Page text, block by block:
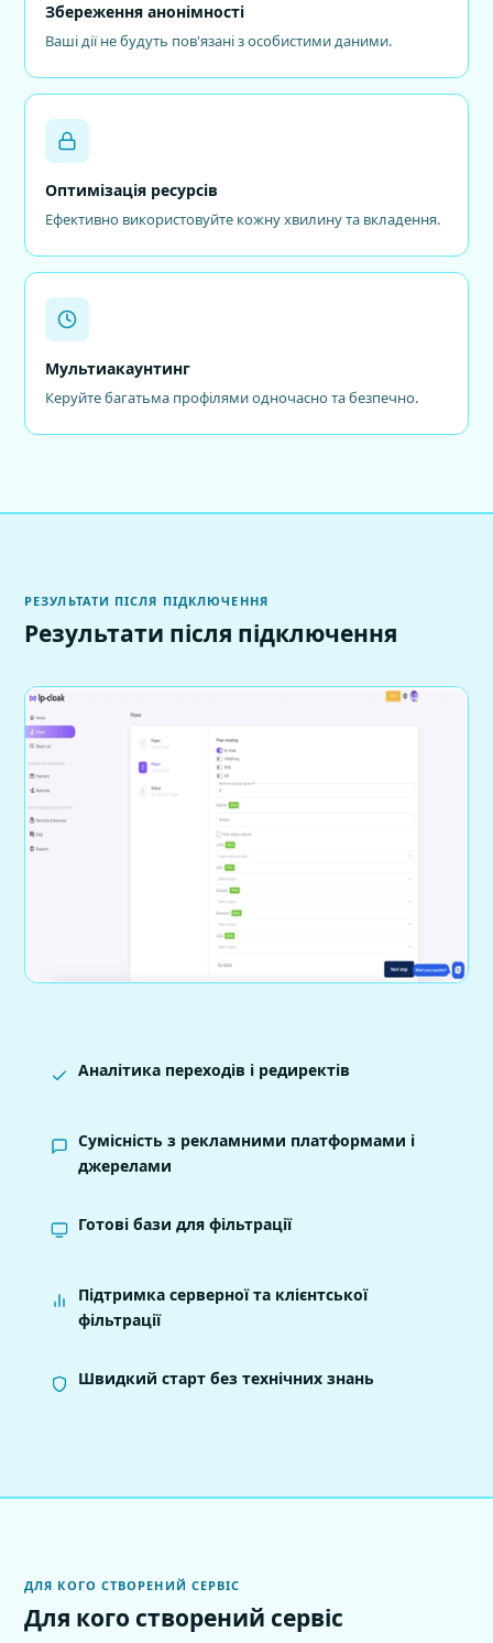
Збереження анонімності
Ваші дії не будуть пов'язані з особистими даними.
Оптимізація ресурсів
Ефективно використовуйте кожну хвилину та вкладення.
Мультиакаунтинг
Керуйте багатьма профілями одночасно та безпечно.
РЕЗУЛЬТАТИ ПІСЛЯ ПІДКЛЮЧЕННЯ
Результати після підключення
Аналітика переходів і редиректів
Сумісність з рекламними платформами і
джерелами
Готові бази для фільтрації
Підтримка серверної та клієнтської
фільтрації
Швидкий старт без технічних знань
ДЛЯ КОГО СТВОРЕНИЙ СЕРВІС
Для кого створений сервіс